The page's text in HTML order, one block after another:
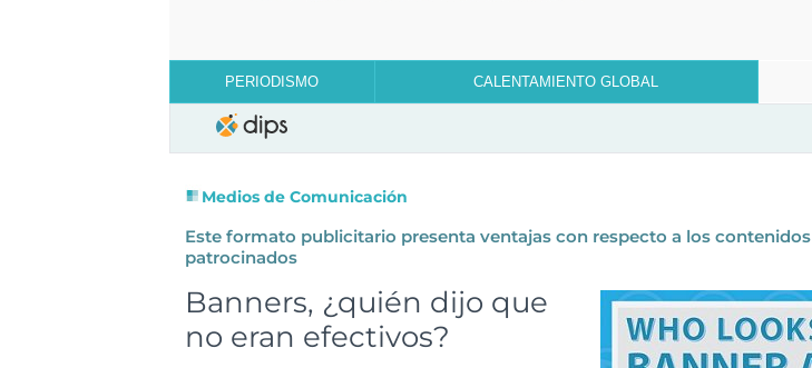
PERIODISMO CALENTAMIENTO GLOBAL
Medios de Comunicación
Este formato publicitario presenta ventajas con respecto a los contenidos
patrocinados
Banners, ¿quién dijo que
no eran efectivos?